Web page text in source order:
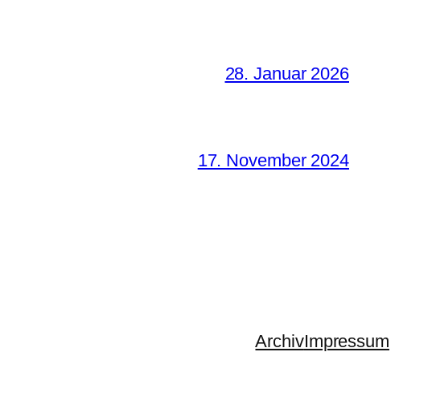
28. Januar 2026
17. November 2024
ArchivImpressum